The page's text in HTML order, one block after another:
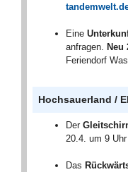
Eine
anfragen. Neu
Feriendorf
Hochsauerland /
Der
20.4. um 9
Das